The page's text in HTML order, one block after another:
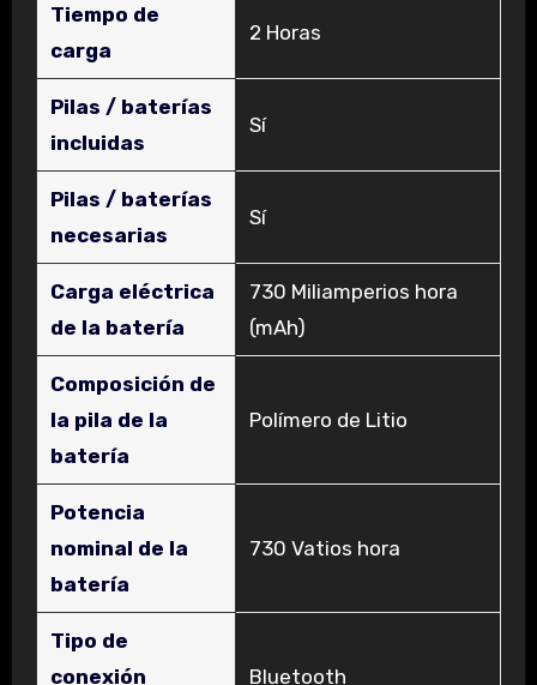
Tiempo de
carga
‎2 Horas
Pilas / baterías
incluidas
‎Sí
Pilas / baterías
necesarias
‎Sí
Carga eléctrica
de la batería
‎730 Miliamperios hora
(mAh)
Composición de
la pila de la
batería
‎Polímero de Litio
Potencia
nominal de la
batería
‎730 Vatios hora
Tipo de
conexión
‎Bluetooth